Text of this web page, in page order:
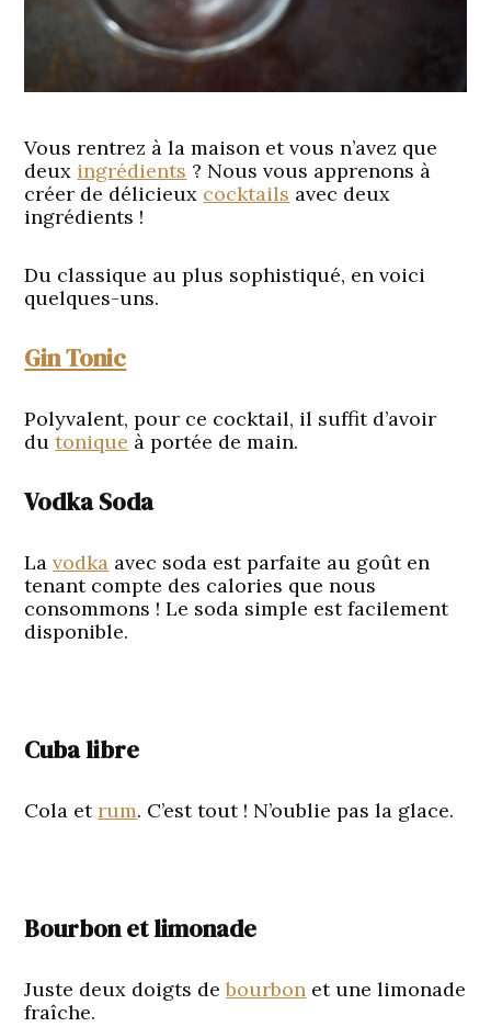
Vous rentrez à la maison et vous n’avez que
deux ingrédients ? Nous vous apprenons à
créer de délicieux cocktails avec deux
ingrédients !
Du classique au plus sophistiqué, en voici
quelques-uns.
Gin Tonic
Polyvalent, pour ce cocktail, il suffit d’avoir
dutonique à portée de main.
Vodka Soda
Lavodka avec soda est parfaite au goût en
tenant compte des calories que nous
consommons ! Le soda simple est facilement
disponible.
Cuba libre
Cola etrum. C’est tout ! N’oublie pas la glace.
Bourbon et limonade
Juste deux doigts debourbon et une limonade
fraîche.